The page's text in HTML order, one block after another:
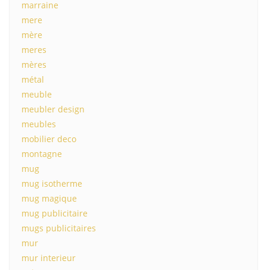
marraine
mere
mère
meres
mères
métal
meuble
meubler design
meubles
mobilier deco
montagne
mug
mug isotherme
mug magique
mug publicitaire
mugs publicitaires
mur
mur interieur